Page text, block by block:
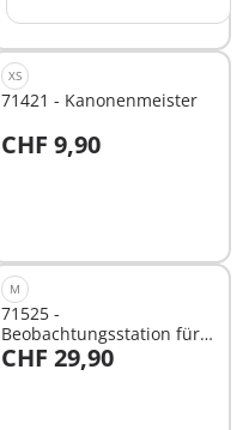
XS
71421 - Kanonenmeister
CHF 9,90
In den Warenkorb
M
71525 -
Beobachtungsstation für
Dimorphodon
CHF 29,90
In den Warenkorb